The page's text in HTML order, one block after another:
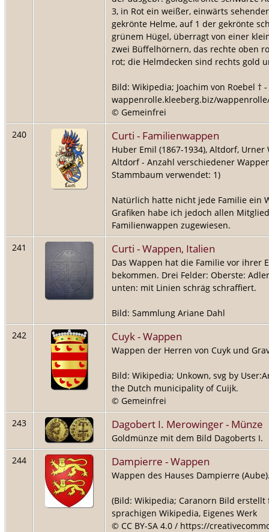
3, in Rot ein weißer, einwärts
gekrönte Helme, auf 1 der gekrönte
grünem Hügel, überragt von einer
zwei Büffelhörnern, das rechte oben
rot; die Helmdecken sind rechts gold
Bild: Wikipedia; Joachim von Roebel †
wappenrolle.kleeberg.biz/
© Gemeinfrei
240
Curti - Familienwappen
Huber Emil (1867-1934), Altdorf,
Altdorf - Anzahl verschiedener
Stammbaum verwendet: 1)
Natürlich hatte nicht jede Familie ein
Grafiken habe ich jedoch allen
Familienwappen zugewiesen.
241
Curti - Wappen, Italien
Das Wappen hat die Familie vor ihrer
bekommen. Drei Felder: Oberste:
unten: mit Linien schräg schraffiert.
Bild: Sammlung Ariane Dahl
242
Cuyk - Wappen
Wappen der Herren von Cuyk und
Bild: Wikipedia; Unkown, svg by
the Dutch municipality of Cuijk.
© Gemeinfrei
243
Dagobert I. Merowinger - Münze
Goldmünze mit dem Bild Dagoberts I.
244
Dampierre - Wappen
Wappen des Hauses Dampierre
(Bild: Wikipedia; Caranorn Bild
sprachigen Wikipedia, Eigenes Werk
© CC BY-SA 4.0 / https://